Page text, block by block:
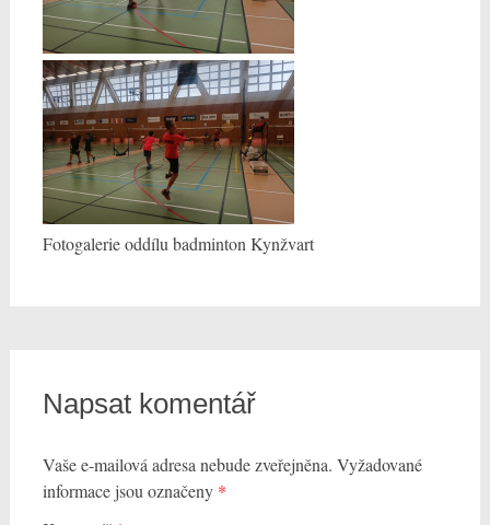
Fotogalerie oddílu badminton Kynžvart
Napsat komentář
Vaše e-mailová adresa nebude zveřejněna. Vyžadované
informace jsou označeny *